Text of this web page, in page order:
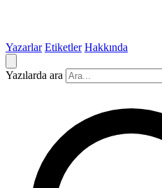
Yazarlar Etiketler Hakkında
Yazılarda ara